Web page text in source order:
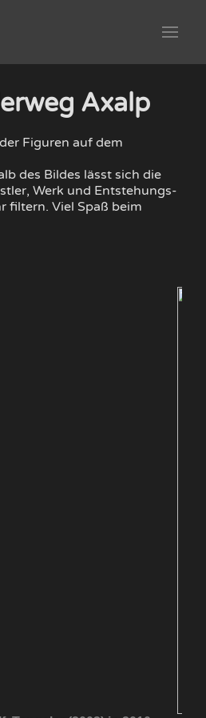
Axalp
Figuren auf dem
des Bildes lässt sich die
Werk und Entstehungs-
filtern. Viel Spaß beim